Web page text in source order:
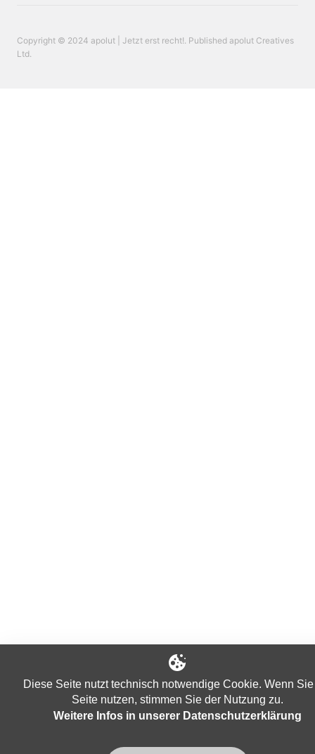
Copyright © 2024 apolut | Jetzt erst recht!. Published apolut Creatives
Ltd.
Diese Seite nutzt technisch notwendige Cookie. Wenn
Seite nutzen, stimmen Sie der Nutzung zu.
Weitere Infos in unserer Datenschutzerklärung